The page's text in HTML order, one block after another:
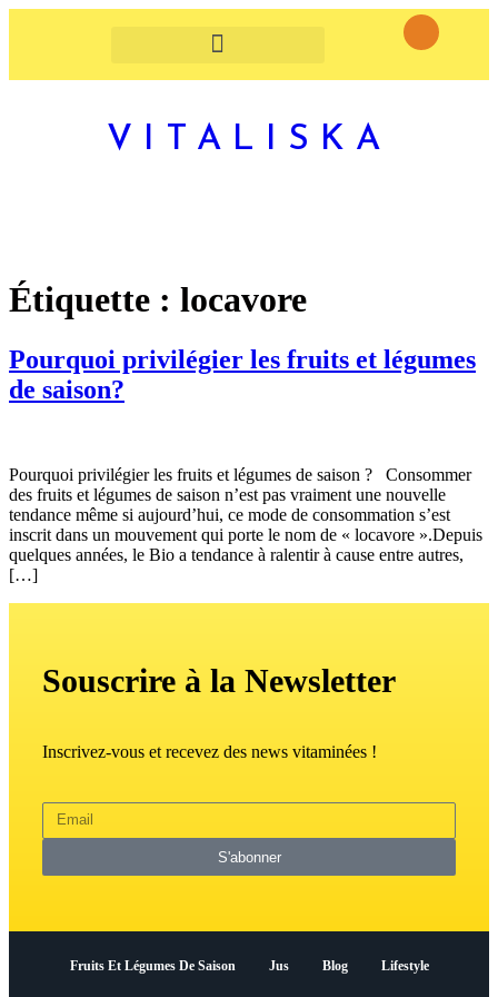
VITALISKA
Étiquette : locavore
Pourquoi privilégier les fruits et légumes
de saison?
Pourquoi privilégier les fruits et légumes de saison ? Consommer
des fruits et légumes de saison n’est pas vraiment une nouvelle
tendance même si aujourd’hui, ce mode de consommation s’est
inscrit dans un mouvement qui porte le nom de « locavore ».Depuis
quelques années, le Bio a tendance à ralentir à cause entre autres,
[…]
Souscrire à la Newsletter
Inscrivez-vous et recevez des news vitaminées !
S'abonner
Fruits Et Légumes De Saison Jus Blog Lifestyle